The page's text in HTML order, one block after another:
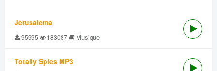
Jerusalema
95995 183087 Musique
Totally Spies MP3